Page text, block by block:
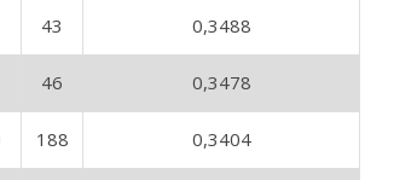
43 0,3488
46 0,3478
188 0,3404